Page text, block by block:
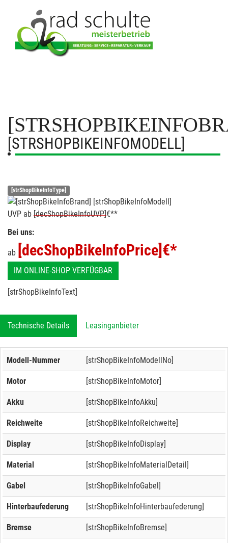
[STRSHOPBIKEINFOMODELL]
[strShopBikeInfoType]
UVP ab [decShopBikeInfoUVP]€**
Bei uns:
ab [decShopBikeInfoPrice] €*
IM ONLINE-SHOP VERFÜGBAR
[strShopBikeInfoText]
Technische Details Leasinganbieter
Modell-Nummer [strShopBikeInfoModellNo]
Motor [strShopBikeInfoMotor]
Akku [strShopBikeInfoAkku]
Reichweite [strShopBikeInfoReichweite]
Display [strShopBikeInfoDisplay]
Material [strShopBikeInfoMaterialDetail]
Gabel [strShopBikeInfoGabel]
Hinterbaufederung [strShopBikeInfoHinterbaufederung]
Bremse [strShopBikeInfoBremse]